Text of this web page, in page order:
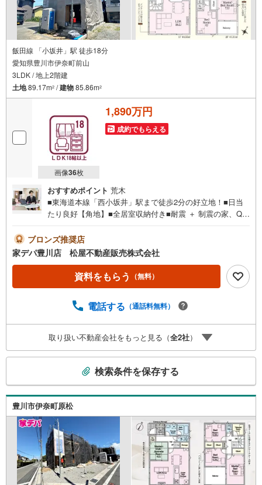
飯田線 「小坂井」駅 徒歩18分
愛知県豊川市伊奈町前山
3LDK / 地上2階建
土地89.17m2 /建物85.86m2
画像36枚
1,890万円
成約でもらえる
おすすめポイント 荒木
■東海道本線「西小坂井」駅まで徒歩2分の好立地！■日当
たり良好【角地】■全居室収納付き■耐震 ＋ 制震の家、QUI
がまとまった家事動線の良い間取り ・主寝室にファミリ
ークロークとしても活用可能な納戸付●家デパ 松屋不動産
販売 のつよみ●・豊橋市・豊川市・知立市・浜松市の4店舗
営業中！三河エリア・遠州エリアの物件ならおまかせくだ
さい。新築戸建、中古戸建、中古マンション、土地をお客
フォーム実績多数！中古物件をご購入の際、約70％という
キッズスペース用意しております。ぜひご家族そろってご
来場ください。・営業時間 午前9時00分～午後6時30分
（定休日:水曜日）この時間帯はお電話でのお問い合わせが
スムーズにご案内できます。右下の電話ボタンをタッチ！
もしくはお気軽にお電話ください。
ブロンズ推奨店
家デパ豊川店 松屋不動産販売株式会社
資料をもらう （無料）
電話する （通話料無料）
取り扱い不動産会社をもっと見る（全2社）
検
索
条
検索条件を保存する
豊川市伊奈町原松